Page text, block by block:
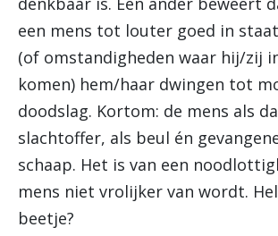
een mens tot louter goed in
(of omstandigheden waar hij/zij
komen) hem/haar dwingen tot
doodslag. Kortom: de mens als
slachtoffer, als beul én
schaap. Het is van een
mens niet vrolijker van wordt.
beetje?